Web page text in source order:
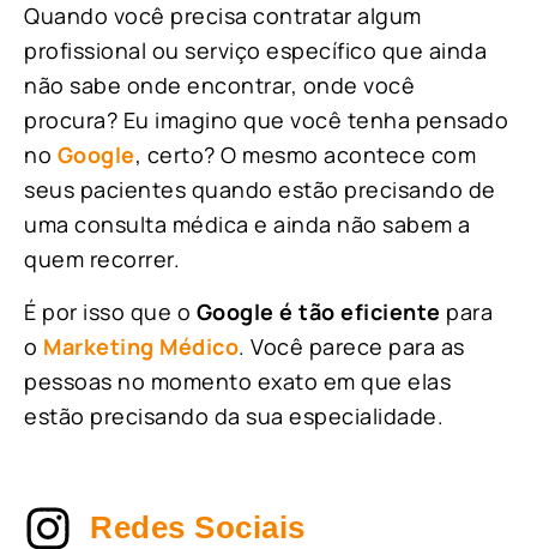
Quando você precisa contratar algum
profissional ou serviço específico que ainda
não sabe onde encontrar, onde você
procura? Eu imagino que você tenha pensado
no Google, certo? O mesmo acontece com
seus pacientes quando estão precisando de
uma consulta médica e ainda não sabem a
quem recorrer.
É por isso que o Google é tão eficiente para
o Marketing Médico. Você parece para as
pessoas no momento exato em que elas
estão precisando da sua especialidade.
Redes Sociais